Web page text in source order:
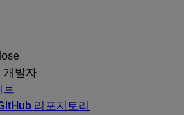
개발자
브
리포지토리